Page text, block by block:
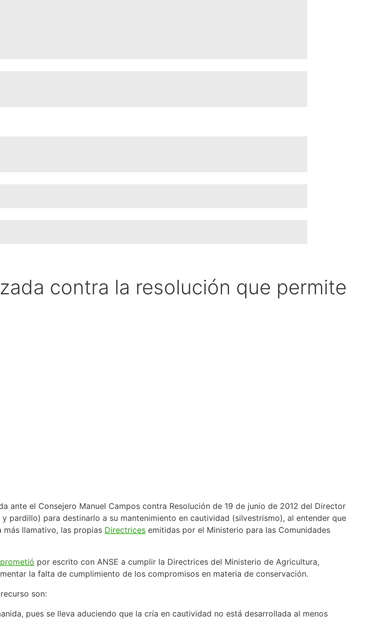
contra la resolución que permite
ante el Consejero Manuel Campos contra Resolución de 19 de junio de 2012 del Director
pardillo) para destinarlo a su mantenimiento en cautividad (silvestrismo), al entender que
llamativo, las propias Directrices emitidas por el Ministerio para las Comunidades
por escrito con ANSE a cumplir la Directrices del Ministerio de Agricultura,
la falta de cumplimiento de los compromisos en materia de conservación.
son:
pues se lleva aduciendo que la cría en cautividad no está desarrollada al menos